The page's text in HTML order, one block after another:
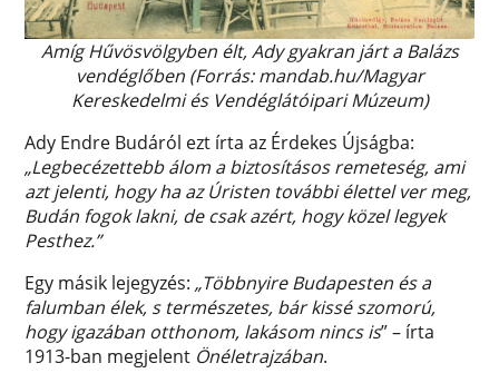
Amíg Hűvösvölgyben élt, Ady gyakran járt a Balázs
vendéglőben (Forrás: mandab.hu/Magyar
Kereskedelmi és Vendéglátóipari Múzeum)
Ady Endre Budáról ezt írta az Érdekes Újságba:
„Legbecézettebb álom a biztosításos remeteség, ami
azt jelenti, hogy ha az Úristen további élettel ver meg,
Budán fogok lakni, de csak azért, hogy közel legyek
Pesthez.”
Egy másik lejegyzés:„Többnyire Budapesten és a
falumban élek, s természetes, bár kissé szomorú,
hogy igazában otthonom, lakásom nincs is” – írta
1913-ban megjelent Önéletrajzában.